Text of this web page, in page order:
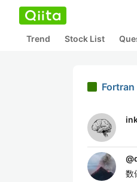
Trend Stock List
Fortran
@
数